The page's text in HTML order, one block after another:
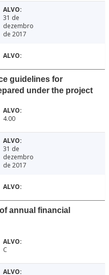
31 de
dezembro
de 2017
guidelines for
under the project
4.00
31 de
dezembro
de 2017
annual financial
C